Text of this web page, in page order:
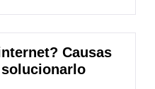
Causas